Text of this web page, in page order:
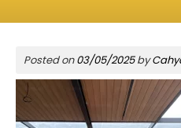
Posted on03/05/2025by